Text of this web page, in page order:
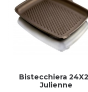
Bistecchiera
Julienne